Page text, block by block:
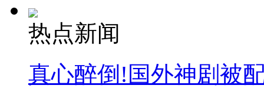
热点新闻
真心醉倒!国外神剧被